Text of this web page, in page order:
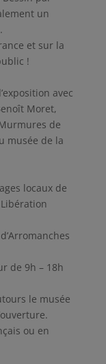
un
et sur la
!
avec
Moret,
de
musée de la
locaux de
de 9h – 18h
le musée
ou en